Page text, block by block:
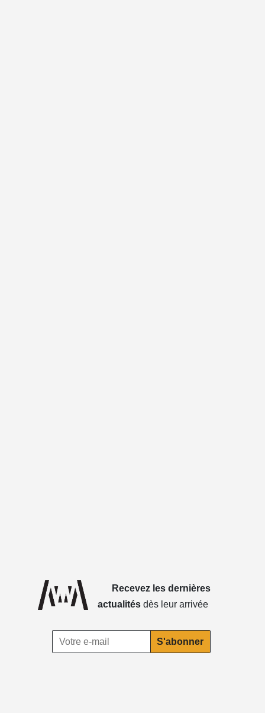
Recevez les dernières
actualités dès leur arrivée